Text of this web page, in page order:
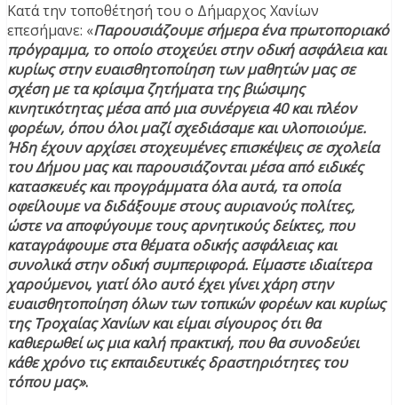
Κατά την τοποθέτησή του ο Δήμαρχος Χανίων
επεσήμανε: «Παρουσιάζουμε σήμερα ένα πρωτοποριακό
πρόγραμμα, το οποίο στοχεύει στην οδική ασφάλεια και
κυρίως στην ευαισθητοποίηση των μαθητών μας σε
σχέση με τα κρίσιμα ζητήματα της βιώσιμης
κινητικότητας μέσα από μια συνέργεια 40 και πλέον
φορέων, όπου όλοι μαζί σχεδιάσαμε και υλοποιούμε.
Ήδη έχουν αρχίσει στοχευμένες επισκέψεις σε σχολεία
του Δήμου μας και παρουσιάζονται μέσα από ειδικές
κατασκευές και προγράμματα όλα αυτά, τα οποία
οφείλουμε να διδάξουμε στους αυριανούς πολίτες,
ώστε να αποφύγουμε τους αρνητικούς δείκτες, που
καταγράφουμε στα θέματα οδικής ασφάλειας και
συνολικά στην οδική συμπεριφορά. Είμαστε ιδιαίτερα
χαρούμενοι, γιατί όλο αυτό έχει γίνει χάρη στην
ευαισθητοποίηση όλων των τοπικών φορέων και κυρίως
της Τροχαίας Χανίων και είμαι σίγουρος ότι θα
καθιερωθεί ως μια καλή πρακτική, που θα συνοδεύει
κάθε χρόνο τις εκπαιδευτικές δραστηριότητες του
τόπου μας».